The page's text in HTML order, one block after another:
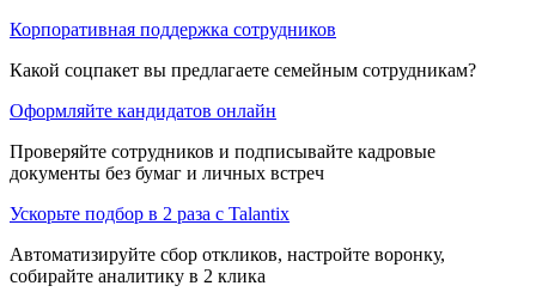
Корпоративная поддержка сотрудников
Какой соцпакет вы предлагаете семейным сотрудникам?
Оформляйте кандидатов онлайн
Проверяйте сотрудников и подписывайте кадровые
документы без бумаг и личных встреч
Ускорьте подбор в 2 раза с Talantix
Автоматизируйте сбор откликов, настройте воронку,
собирайте аналитику в 2 клика